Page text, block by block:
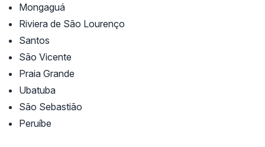
Mongaguá
Riviera de São Lourenço
Santos
São Vicente
Praia Grande
Ubatuba
São Sebastião
Peruíbe